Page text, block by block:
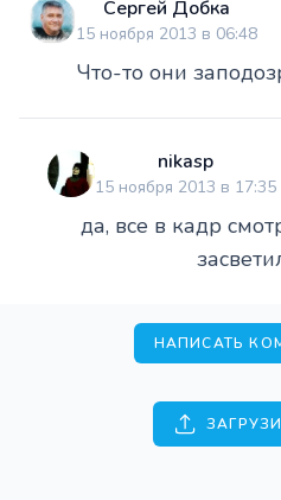
Сергей Добка
15 ноября 2013 в 06:48
Что-то они
nikasp
15 ноября 2013 в 17:35
да, все в кадр
НАПИСАТЬ